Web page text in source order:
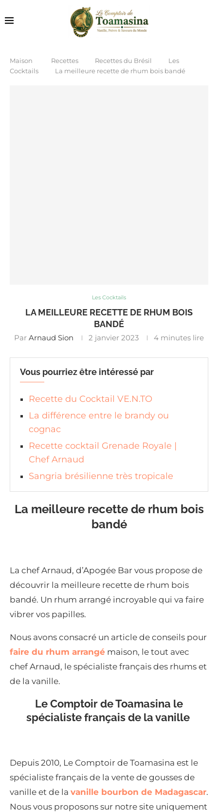
Maison Recettes Recettes du Brésil
Les
Cocktails
La meilleure recette de rhum bois bandé
Les Cocktails
LA MEILLEURE RECETTE DE RHUM BOIS
BANDÉ
Par Arnaud Sion 2 janvier 2023 4 minutes lire
Vous pourriez être intéressé par
Recette du Cocktail VE.N.TO
La différence entre le brandy ou
cognac
Recette cocktail Grenade Royale |
Chef Arnaud
Sangria brésilienne très tropicale
La meilleure recette de rhum bois
bandé
La chef Arnaud, d’Apogée Bar vous propose de
découvrir la meilleure recette de rhum bois
bandé. Un rhum arrangé incroyable qui va faire
vibrer vos papilles.
Nous avons consacré un article de conseils pour
faire du rhum arrangé maison, le tout avec
chef Arnaud, le spécialiste français des rhums et
de la vanille.
Le Comptoir de Toamasina le
spécialiste français de la vanille
Depuis 2010, Le Comptoir de Toamasina est le
spécialiste français de la vente de gousses de
vanille et de la vanille bourbon de Madagascar.
Nous vous proposons sur notre site uniquement